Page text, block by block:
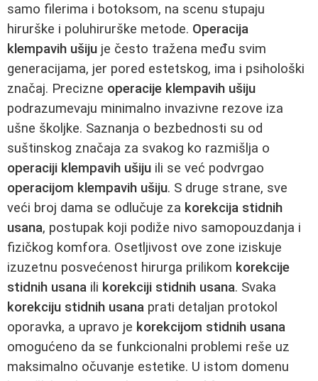
samo filerima i botoksom, na scenu stupaju
hirurške i poluhirurške metode. Operacija
klempavih ušiju je često tražena među svim
generacijama, jer pored estetskog, ima i psihološki
značaj. Precizne operacije klempavih ušiju
podrazumevaju minimalno invazivne rezove iza
ušne školjke. Saznanja o bezbednosti su od
suštinskog značaja za svakog ko razmišlja o
operaciji klempavih ušiju ili se već podvrgao
operacijom klempavih ušiju. S druge strane, sve
veći broj dama se odlučuje za korekcija stidnih
usana, postupak koji podiže nivo samopouzdanja i
fizičkog komfora. Osetljivost ove zone iziskuje
izuzetnu posvećenost hirurga prilikom korekcije
stidnih usana ili korekciji stidnih usana. Svaka
korekciju stidnih usana prati detaljan protokol
oporavka, a upravo je korekcijom stidnih usana
omogućeno da se funkcionalni problemi reše uz
maksimalno očuvanje estetike. U istom domenu